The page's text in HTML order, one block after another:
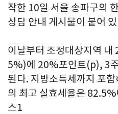
작한 10일 서울 송파구의
상담 안내 게시물이 붙어
이날부터 조정대상지역
5%)에 20%포인트(p), 3
된다. 지방소득세까지 포
의 최고 실효세율은
스1